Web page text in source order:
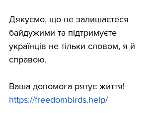
Дякуємо, що не залишаєтеся
байдужими та підтримуєте
українців не тільки словом, я й
справою.
Ваша допомога рятує життя!
https://freedombirds.help/